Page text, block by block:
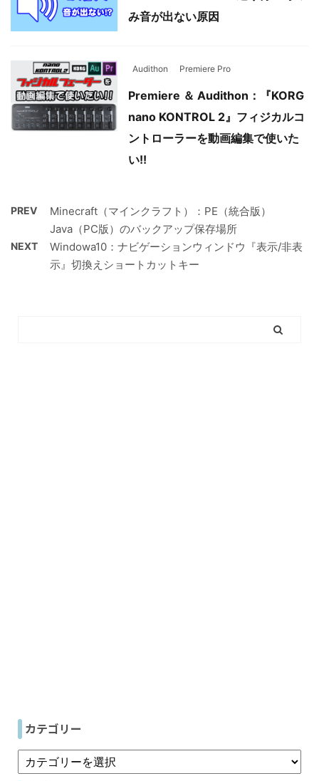
み音が出ない原因
Audithon Premiere Pro
Premiere ＆ Audithon：『KORG
nano KONTROL 2』フィジカルコ
ントローラーを動画編集で使いた
い!!
PREV
Minecraft（マインクラフト）：PE（統合版）
Java（PC版）のバックアップ保存場所
NEXT
Windowa10：ナビゲーションウィンドウ『表示/非表
示』切換えショートカットキー
カテゴリー